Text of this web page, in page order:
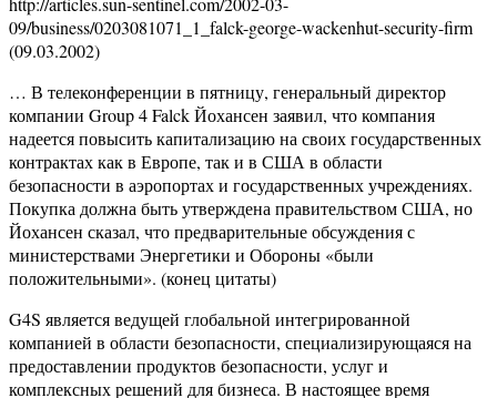
09/business/0203081071_1_falck-george-wackenhut-security-firm
(09.03.2002)
… В телеконференции в пятницу, генеральный директор
компании Group 4 Falck Йохансен заявил, что компания
надеется повысить капитализацию на своих государственных
контрактах как в Европе, так и в США в области
безопасности в аэропортах и государственных учреждениях.
Покупка должна быть утверждена правительством США, но
Йохансен сказал, что предварительные обсуждения с
министерствами Энергетики и Обороны «были
положительными». (конец цитаты)
G4S является ведущей глобальной интегрированной
компанией в области безопасности, специализирующаяся на
предоставлении продуктов безопасности, услуг и
комплексных решений для бизнеса. В настоящее время